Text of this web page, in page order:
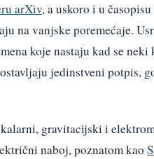
arXiv, a uskoro i u časopisu
na vanjske poremećaje.
koje nastaju kad se
jedinstveni potpis,
gravitacijski i
naboj, poznatom kao